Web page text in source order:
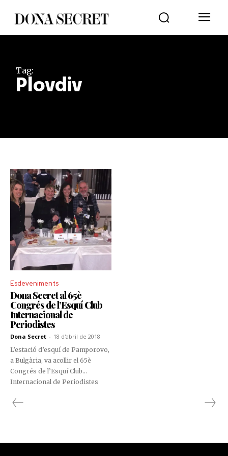
Tag:
Plovdiv
Esdeveniments
Dona Secret al 65è
Congrés de l’Esquí Club
Internacional de
Periodistes
Dona Secret - 18 d'abril de 2018
L’estació d’esquí de Pamporovo,
a Bulgària, va acollir el 65è
Congrés de l’Esquí Club
Internacional de Periodistes
part des del 1986.